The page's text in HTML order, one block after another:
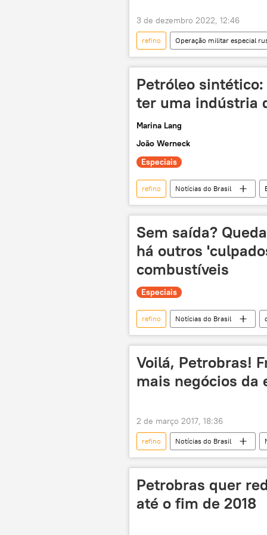
3 de dezembro 2022, 12:46
refino Operação militar especial
Serviço de Imprensa do Kremlin
Petróleo
ter uma indústria
Marina Lang
João Werneck
Especiais
refino Notícias do Brasil
petróleo
petróleo e gás
Sem saída?
há outros
combustíveis
Especiais
refino Notícias do Brasil
política
preços
Voilá, Petrobras!
mais negócios da
2 de março 2017, 18:36
refino Notícias do Brasil
Pedro Parente
Gerson
Petrobras quer
até o fim de 2018